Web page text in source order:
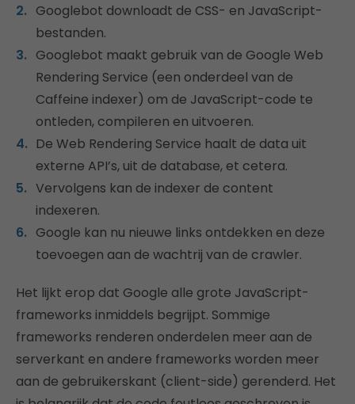
Googlebot downloadt de CSS- en JavaScript-
bestanden.
Googlebot maakt gebruik van de Google Web
Rendering Service (een onderdeel van de
Caffeine indexer) om de JavaScript-code te
ontleden, compileren en uitvoeren.
De Web Rendering Service haalt de data uit
externe API’s, uit de database, et cetera.
Vervolgens kan de indexer de content
indexeren.
Google kan nu nieuwe links ontdekken en deze
toevoegen aan de wachtrij van de crawler.
Het lijkt erop dat Google alle grote JavaScript-
frameworks inmiddels begrijpt. Sommige
frameworks renderen onderdelen meer aan de
serverkant en andere frameworks worden meer
aan de gebruikerskant (client-side) gerenderd. Het